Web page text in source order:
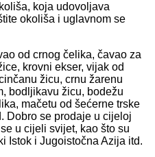
koja udovoljava
okoliša i uglavnom se
od crnog čelika, čavao za
krovni ekser, vijak od
žicu, crnu žarenu
bodljikavu žicu, bodežu
mačetu od šećerne trske
Dobro se prodaje u cijeloj
u cijeli svijet, kao što su
Istok i Jugoistočna Azija itd.